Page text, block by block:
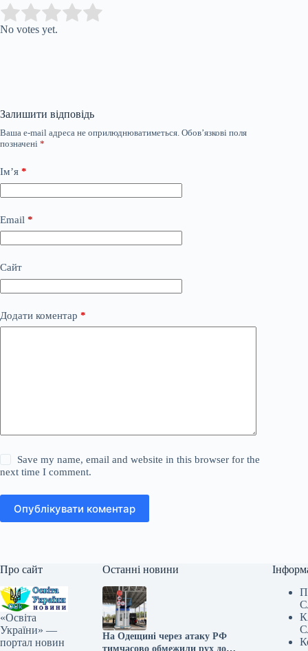
Rate this item:
No votes yet.
Залишити відповідь
Ваша e-mail адреса не оприлюднюватиметься. Обов’язкові поля
позначені *
Ім’я *
Email *
Сайт
Додати коментар *
Save my name, email and website in this browser for the
next time I comment.
Опублікувати коментар
Про сайт
«Освіта
України» —
портал новин
Останні новини
На Одещині через атаку РФ
тимчасово обмежили рух до